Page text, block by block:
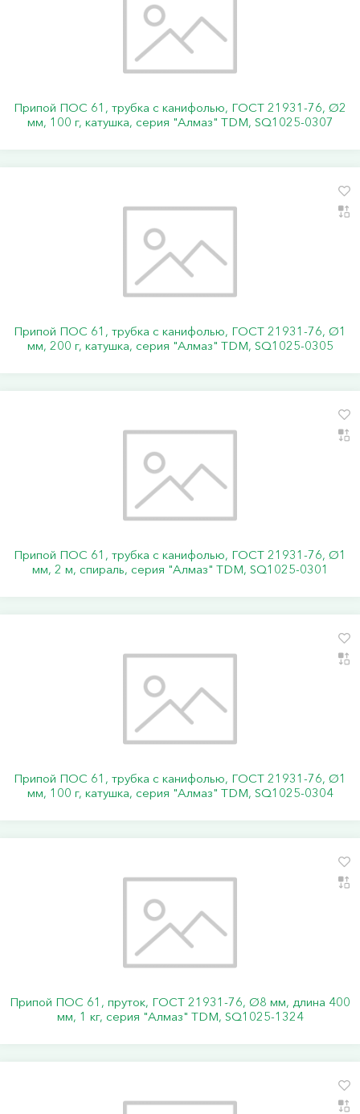
Припой ПОС 61, трубка с канифолью, ГОСТ 21931-76, Ø2
мм, 100 г, катушка, серия "Алмаз" TDM, SQ1025-0307
Припой ПОС 61, трубка с канифолью, ГОСТ 21931-76, Ø1
мм, 200 г, катушка, серия "Алмаз" TDM, SQ1025-0305
Припой ПОС 61, трубка с канифолью, ГОСТ 21931-76, Ø1
мм, 2 м, спираль, серия "Алмаз" TDM, SQ1025-0301
Припой ПОС 61, трубка с канифолью, ГОСТ 21931-76, Ø1
мм, 100 г, катушка, серия "Алмаз" TDM, SQ1025-0304
Припой ПОС 61, пруток, ГОСТ 21931-76, Ø8 мм, длина 400
мм, 1 кг, серия "Алмаз" TDM, SQ1025-1324